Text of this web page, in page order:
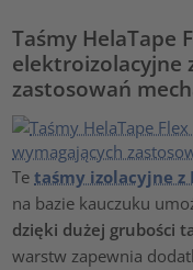
Taśmy HelaTape
elektroizolacyjne
zastosowań
Tetaśmy izolacyjne z
na bazie kauczuku
dzięki dużej grubości
warstw zapewnia